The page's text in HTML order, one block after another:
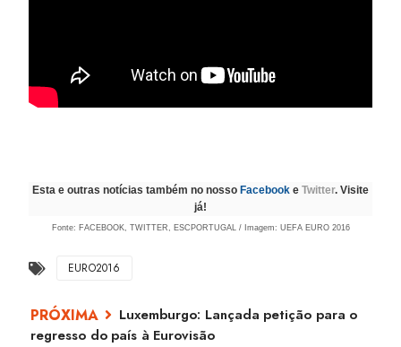
Esta e outras notícias também no nosso Facebook e Twitter. Visite
já!
Fonte: FACEBOOK, TWITTER, ESCPORTUGAL / Imagem: UEFA EURO 2016
EURO2016
Luxemburgo: Lançada petição para o
regresso do país à Eurovisão